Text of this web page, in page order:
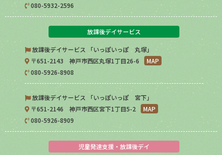
080-5932-2596
放課後デイサービス
放課後デイサービス 「いっぽいっぽ 丸塚」
〒651-2143 神戸市西区丸塚1丁目26-6
MAP
080-5926-8908
放課後デイサービス 「いっぽいっぽ 宮下」
〒651-2146 神戸市西区宮下1丁目5-2
MAP
080-5926-8909
児童発達支援・放課後デイ